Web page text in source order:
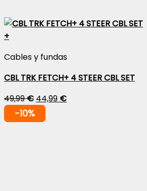
+
Cables y fundas
CBL TRK FETCH+ 4 STEER CBL SET
49,99€ 44,99 €
-10%